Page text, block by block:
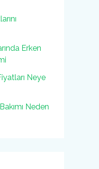
Erken
Neye
Neden